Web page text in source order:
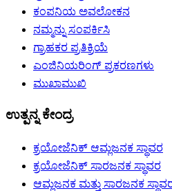
ಕಂಪನಿಯ ಅವಲೋಕನ
ನಮ್ಮನ್ನು ಸಂಪರ್ಕಿಸಿ
ಗ್ರಾಹಕರ ಪ್ರತಿಕ್ರಿಯೆ
ಎಂಜಿನಿಯರಿಂಗ್ ಪ್ರಕರಣಗಳು
ಮುಖಾಮುಖಿ
ಉತ್ಪನ್ನ ಕೇಂದ್ರ
ಕ್ರಯೋಜೆನಿಕ್ ಆಮ್ಲಜನಕ ಸ್ಥಾವರ
ಕ್ರಯೋಜೆನಿಕ್ ಸಾರಜನಕ ಸ್ಥಾವರ
ಆಮ್ಲಜನಕ ಮತ್ತು ಸಾರಜನಕ